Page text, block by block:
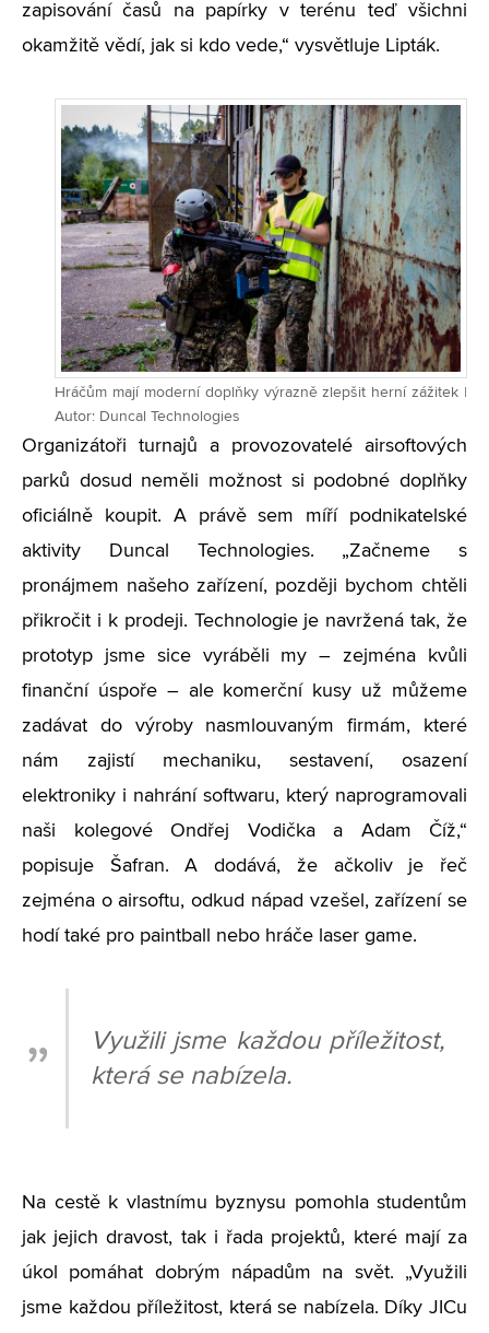
zapisování časů na papírky v terénu teď všichni
okamžitě vědí, jak si kdo vede,“ vysvětluje Lipták.
Hráčům mají moderní doplňky výrazně zlepšit herní zážitek |
Autor: Duncal Technologies
Organizátoři turnajů a provozovatelé airsoftových
parků dosud neměli možnost si podobné doplňky
oficiálně koupit. A právě sem míří podnikatelské
aktivity Duncal Technologies. „Začneme s
pronájmem našeho zařízení, později bychom chtěli
přikročit i k prodeji. Technologie je navržená tak, že
prototyp jsme sice vyráběli my – zejména kvůli
finanční úspoře – ale komerční kusy už můžeme
zadávat do výroby nasmlouvaným firmám, které
nám zajistí mechaniku, sestavení, osazení
elektroniky i nahrání softwaru, který naprogramovali
naši kolegové Ondřej Vodička a Adam Číž,“
popisuje Šafran. A dodává, že ačkoliv je řeč
zejména o airsoftu, odkud nápad vzešel, zařízení se
hodí také pro paintball nebo hráče laser game.
Využili jsme každou příležitost,
která se nabízela.
Na cestě k vlastnímu byznysu pomohla studentům
jak jejich dravost, tak i řada projektů, které mají za
úkol pomáhat dobrým nápadům na svět. „Využili
jsme každou příležitost, která se nabízela. Díky JICu